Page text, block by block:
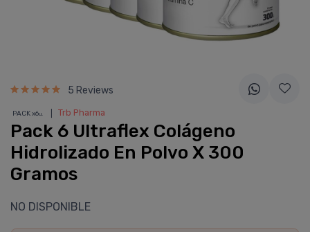
5 Reviews
PACK x6u. Trb Pharma
Pack 6 Ultraflex Colágeno
Hidrolizado En Polvo X 300
Gramos
NO DISPONIBLE